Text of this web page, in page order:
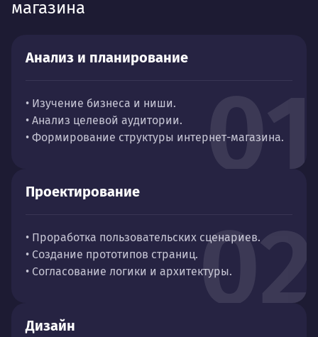
магазина
01
Анализ и планирование
• Изучение бизнеса и ниши.
• Анализ целевой аудитории.
• Формирование структуры интернет-магазина.
02
Проектирование
• Проработка пользовательских сценариев.
• Создание прототипов страниц.
• Согласование логики и архитектуры.
Дизайн